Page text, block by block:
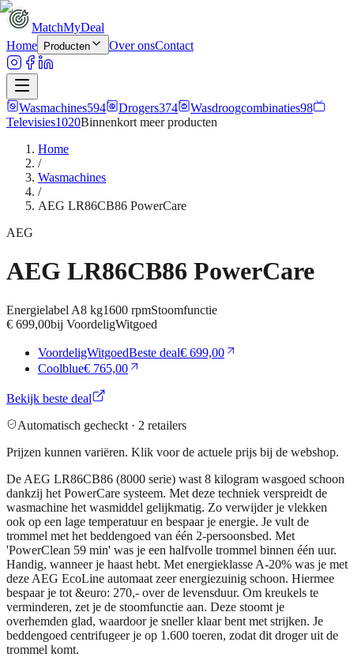
MatchMyDeal
Home
Producten Over onsContact
Wasmachines594 Drogers374 Wasdroogcombinaties98
Televisies1020Binnenkort meerproducten
Home
/
Wasmachines
/
AEG LR86CB86 PowerCare
AEG
AEG LR86CB86 PowerCare
Energielabel A8 kg1600 rpmStoomfunctie
€ 699,00bij VoordeligWitgoed
VoordeligWitgoedBeste deal€ 699,00
Coolblue€ 765,00
Bekijk beste deal
Automatisch gecheckt · 2 retailers
Prijzen kunnen variëren. Klik voor de actuele prijs bij de webshop.
De AEG LR86CB86 (8000 serie) wast 8 kilogram wasgoed schoon
dankzij het PowerCare systeem. Met deze techniek verspreidt de
wasmachine het wasmiddel gelijkmatig. Zo verwijder je vlekken
ook op een lage temperatuur en bespaar je energie. Je vult de
trommel met het beddengoed van één 2-persoonsbed. Met
'PowerClean 59 min' was je een halfvolle trommel binnen één uur.
Handig, wanneer je haast hebt. Met energieklasse A-20% was je met
deze AEG EcoLine automaat zeer energiezuinig schoon. Hiermee
bespaar je tot &euro: 270,- over de levensduur. Om kreukels te
verminderen, zet je de stoomfunctie aan. Deze stoomt je
overhemden glad, waardoor je sneller klaar bent met strijken. Je
beddengoed centrifugeer je op 1.600 toeren, zodat dit droger uit de
trommel komt.